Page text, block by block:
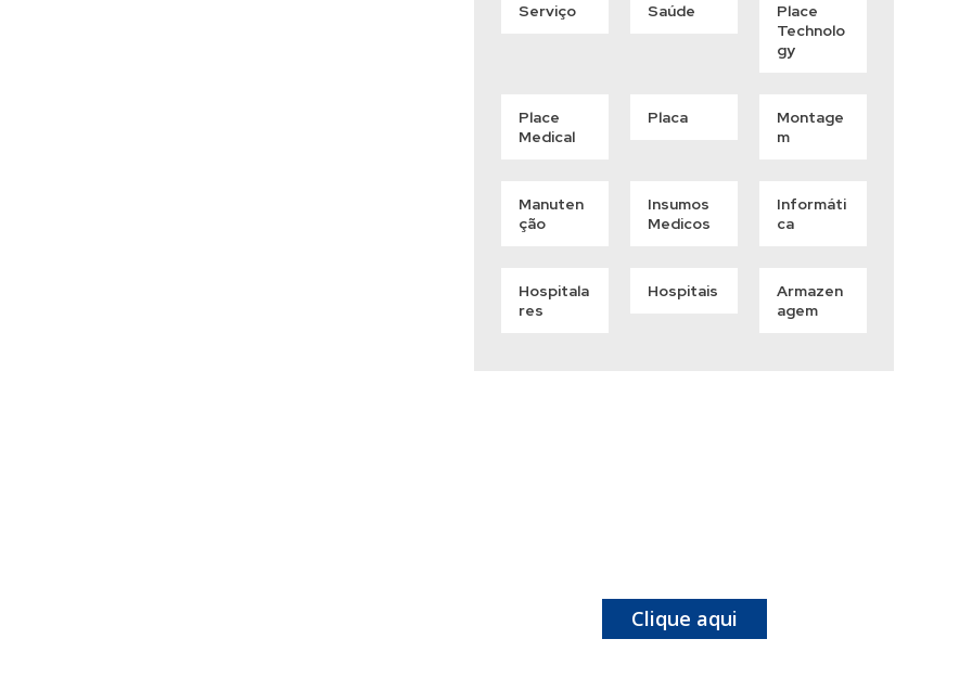
Serviço Saúde
Place
Technolo
Gy
Place
Medical
Placa
Montage
M
Manuten
Ção
Insumos
Medicos
Informáti
Ca
Hospitala
Res
Hospitais
Armazen
Agem
Clique aqui